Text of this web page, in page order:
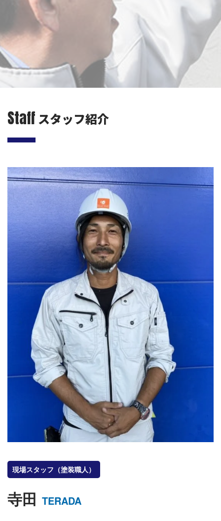
会社概要
選ばれる理由
施工事例
現場ブログ
リフォームの流れ
リフォームQ&A
お問い合わせ
お電話でお気軽にお問い合わせください
082-291-9400
営業時間10：00～18：00（日祝除く）
お見積もりは無料です
まずはメールでご相談
Staff スタッフ紹介
現場スタッフ（塗装職人）
寺田 TERADA